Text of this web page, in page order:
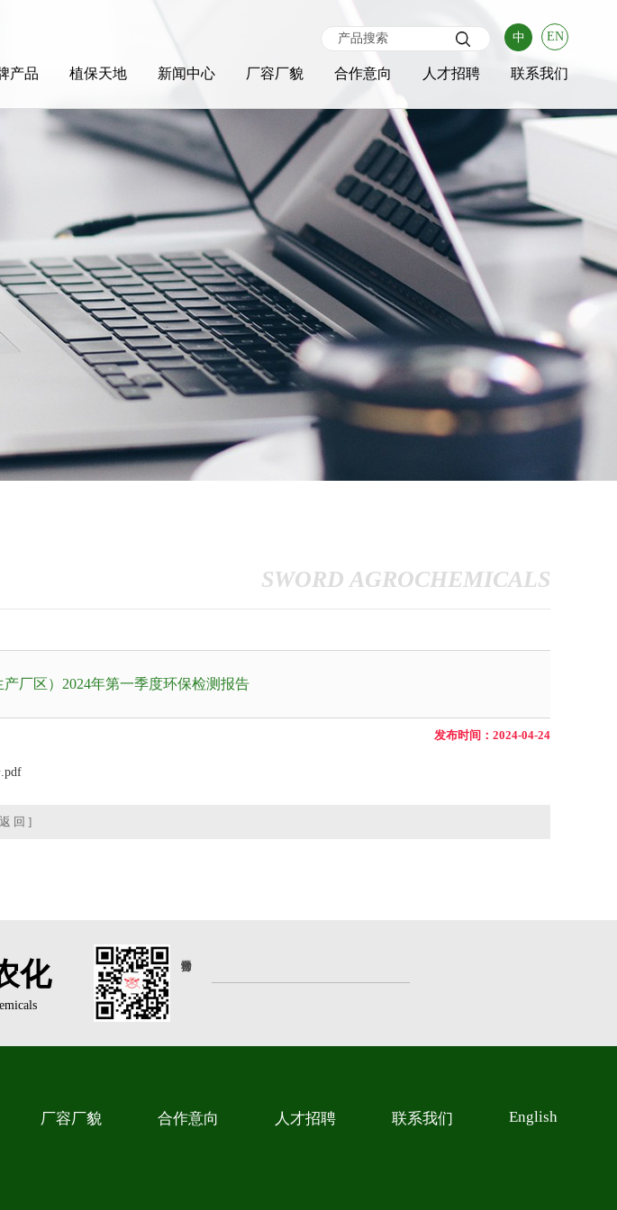
EN
中
产品 植保天地 新闻中心 厂容厂貌 合作意向 人才招聘 联系我们
SWORD AGROCHEMICALS
厂区）2024年第一季度环保检测报告
发布时间：2024-04-24
回 ]
化
厂容厂貌 合作意向 人才招聘 联系我们 English